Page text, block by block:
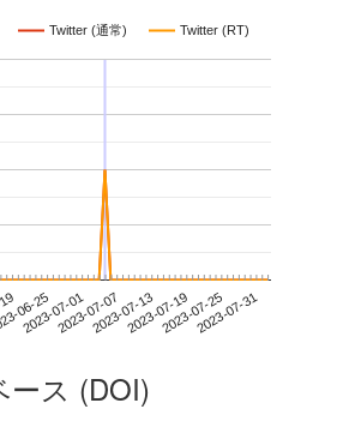
Twitter (通常) Twitter (RT)
06-25
2023-07-012023-07-072023-07-132023-07-192023-07-252023-07-31
ース (DOI)